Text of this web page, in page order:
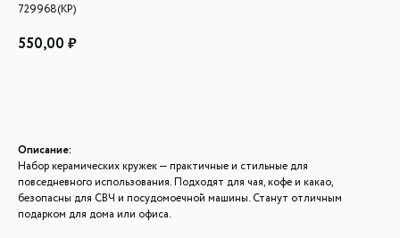
729968(КР)
550,00 ₽
Описание:
Набор керамических кружек — практичные и стильные для
повседневного использования. Подходят для чая, кофе и какао,
безопасны для СВЧ и посудомоечной машины. Станут отличным
подарком для дома или офиса.